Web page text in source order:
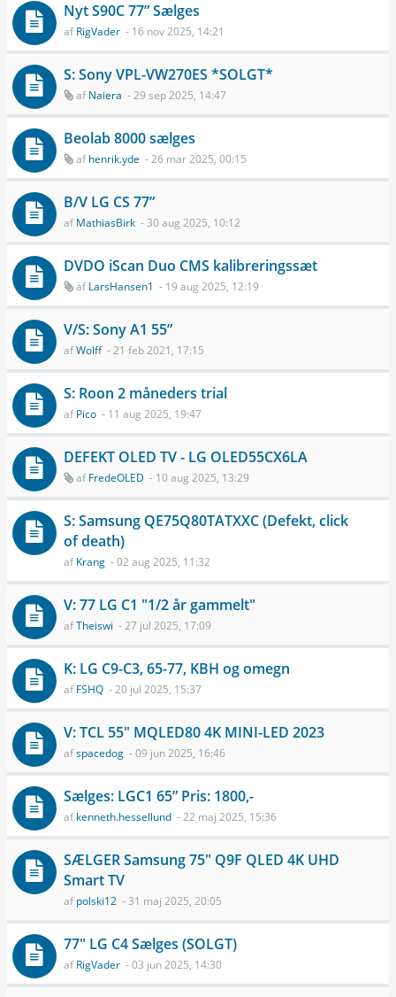
Nyt S90C 77” Sælges
afRigVader - 16 nov 2025, 14:21
S: Sony VPL-VW270ES *SOLGT*
afNaiera - 29 sep 2025, 14:47
Beolab 8000 sælges
afhenrik.yde - 26 mar 2025, 00:15
B/V LG CS 77”
afMathiasBirk - 30 aug 2025, 10:12
DVDO iScan Duo CMS kalibreringssæt
afLarsHansen1 - 19 aug 2025, 12:19
V/S: Sony A1 55”
afWolff- 21 feb 2021, 17:15
S: Roon 2 måneders trial
afPico - 11 aug 2025, 19:47
DEFEKT OLED TV - LG OLED55CX6LA
afFredeOLED - 10 aug 2025, 13:29
S: Samsung QE75Q80TATXXC (Defekt, click
of death)
afKrang - 02 aug 2025, 11:32
V: 77 LG C1 "1/2 år gammelt"
afTheiswi - 27 jul 2025, 17:09
K: LG C9-C3, 65-77, KBH og omegn
afFSHQ - 20 jul 2025, 15:37
V: TCL 55" MQLED80 4K MINI-LED 2023
afspacedog - 09 jun 2025, 16:46
Sælges: LGC1 65” Pris: 1800,-
afkenneth.hessellund - 22 maj 2025, 15:36
SÆLGER Samsung 75" Q9F QLED 4K UHD
Smart TV
afpolski12 - 31 maj 2025, 20:05
77" LG C4 Sælges (SOLGT)
afRigVader - 03 jun 2025, 14:30